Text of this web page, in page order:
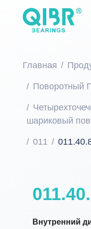
Главная
Поворотный
шариковый
011
Внутренний